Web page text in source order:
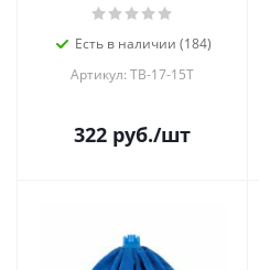
Есть в наличии (184)
Артикул: ТВ-17-15Т
322 руб./шт